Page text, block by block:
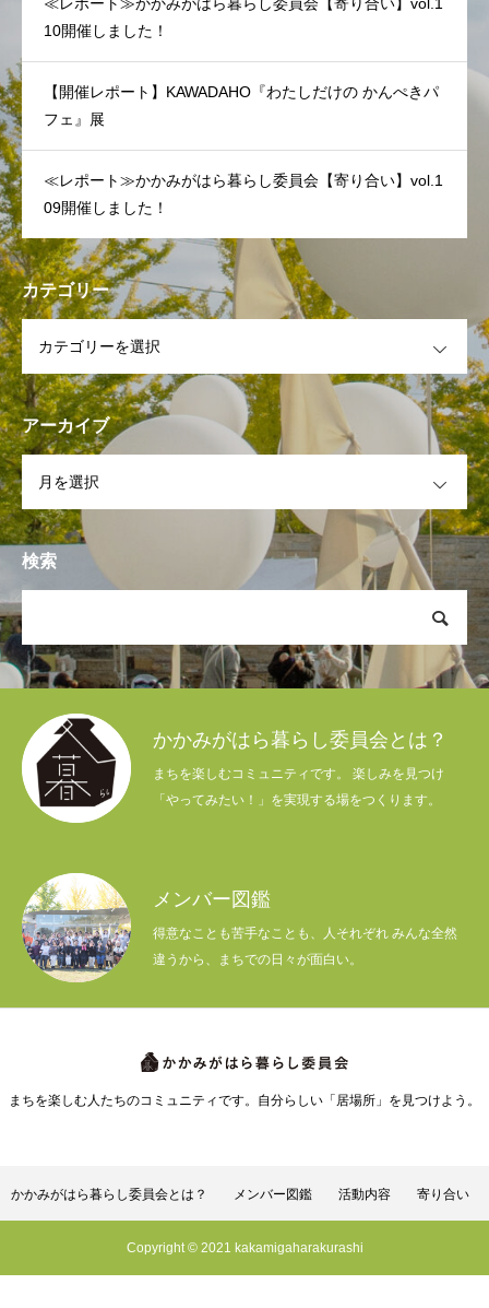
10開催しました！
【開催レポート】KAWADAHO『わたしだけの かんぺきパ
フェ』展
≪レポート≫かかみがはら暮らし委員会【寄り合い】vol.1
09開催しました！
カテゴリー
アーカイブ
検索
かかみがはら暮らし委員会とは？
まちを楽しむコミュニティです。 楽しみを見つけ
「やってみたい！」を実現する場をつくります。
メンバー図鑑
得意なことも苦手なことも、人それぞれ みんな全然
違うから、まちでの日々が面白い。
まちを楽しむ人たちのコミュニティです。自分らしい「居場所」を見つけよう。
かかみがはら暮らし委員会とは？ メンバー図鑑 活動内容 寄り合い
Copyright © 2021 kakamigaharakurashi